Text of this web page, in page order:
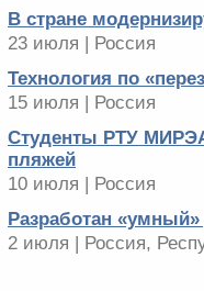
В стране
23 июля | Россия
Технология по
15 июля | Россия
Студенты РТУ МИРЭА
пляжей
10 июля | Россия
Разработан
2 июля | Россия,